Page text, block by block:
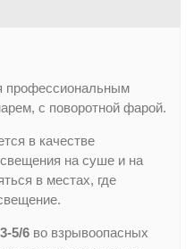
профессиональным
с поворотной фарой.
в качестве
на суше и на
в местах, где
5/6 во взрывоопасных